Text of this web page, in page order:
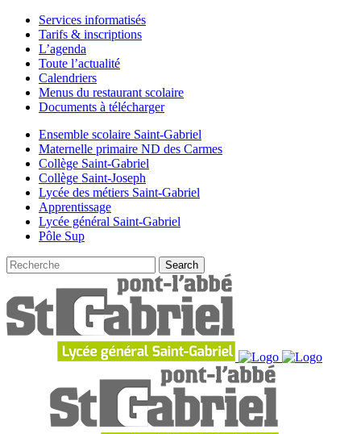
Services informatisés
Tarifs & inscriptions
L’agenda
Toute l’actualité
Calendriers
Menus du restaurant scolaire
Documents à télécharger
Ensemble scolaire Saint-Gabriel
Maternelle primaire ND des Carmes
Collège Saint-Gabriel
Collège Saint-Joseph
Lycée des métiers Saint-Gabriel
Apprentissage
Lycée général Saint-Gabriel
Pôle Sup